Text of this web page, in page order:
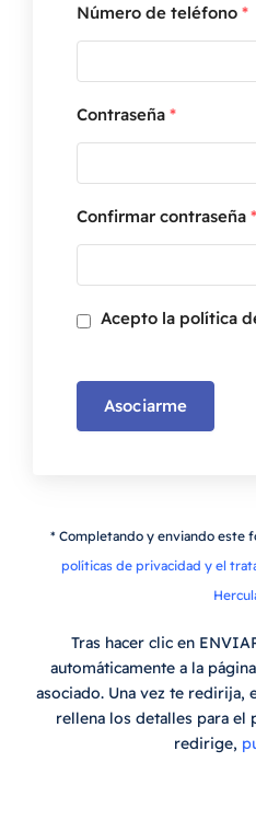
Número de teléfono *
Contraseña *
Confirmar contraseña *
Acepto la política
Asociarme
* Completando y enviando este
políticas de privacidad y el
Tras hacer clic en
automáticamente a la
asociado. Una vez te redirija,
rellena los detalles para el
redirige,